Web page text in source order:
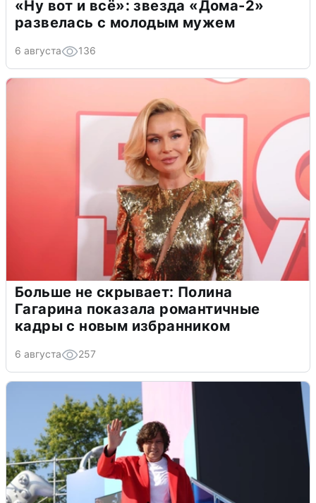
«Ну вот и всё»: звезда «Дома-2»
развелась с молодым мужем
6 августа 136
Больше не скрывает: Полина
Гагарина показала романтичные
кадры с новым избранником
6 августа 257